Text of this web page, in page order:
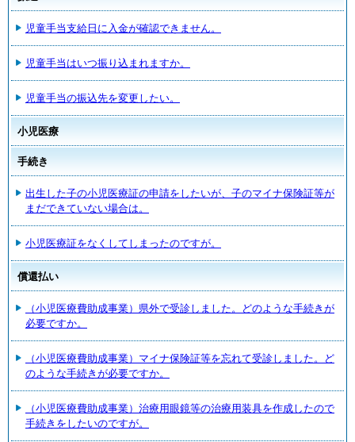
児童手当支給日に入金が確認できません。
児童手当はいつ振り込まれますか。
児童手当の振込先を変更したい。
小児医療
手続き
出生した子の小児医療証の申請をしたいが、子のマイナ保険証等が
まだできていない場合は。
小児医療証をなくしてしまったのですが。
償還払い
（小児医療費助成事業）県外で受診しました。どのような手続きが
必要ですか。
（小児医療費助成事業）マイナ保険証等を忘れて受診しました。ど
のような手続きが必要ですか。
（小児医療費助成事業）治療用眼鏡等の治療用装具を作成したので
手続きをしたいのですが。